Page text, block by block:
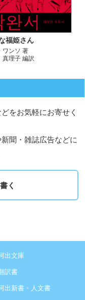
福姫さん
ワンソ 著
理子 編訳
をお気軽にお寄せく
聞・雑誌広告などに
く
出文庫
訳書
出新書・人文書